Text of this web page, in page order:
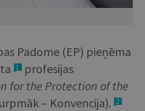
Padome (EP) pieņēma
1
profesijas
for the Protection of the
– Konvencija). 2